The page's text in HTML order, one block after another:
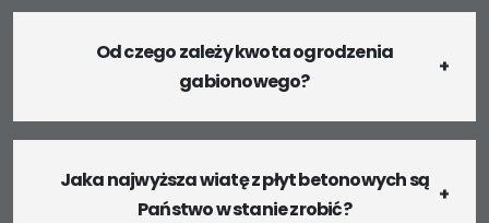
Od czego zależy kwota ogrodzenia
gabionowego?
Jaka najwyższa wiatę z płyt betonowych są
Państwo w stanie zrobić?